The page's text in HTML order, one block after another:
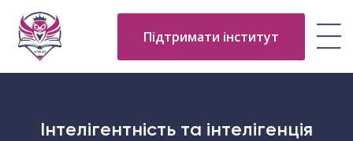
Підтримати інститут
Інтелігентність та інтелігенція